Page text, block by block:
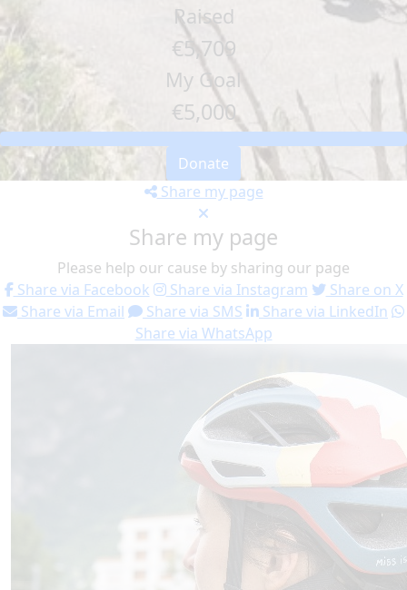
Raised
€5,709
My Goal
€5,000
Donate
Share my page
Share my page
Please help our cause by sharing our page
Share via Facebook
Share via Instagram
Share on X
Share via Email
Share via SMS
Share via LinkedIn
Share via WhatsApp